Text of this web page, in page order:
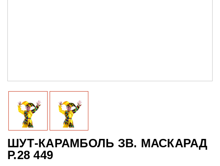
ШУТ-КАРАМБОЛЬ ЗВ. МАСКАРАД
Р.28 449